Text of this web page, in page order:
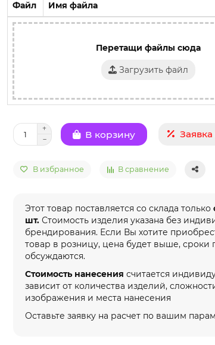
Файл
Имя файла
Перетащи файлы сюда
Загрузить файл
В корзину
В избранное В сравнение
Этот товар поставляется со склада только
шт. Стоимость изделия указана без
брендирования. Если Вы хотите
товар в розницу, цена будет выше, сроки
обсуждаются.
Стоимость нанесения считается
зависит от количества изделий,
изображения и места нанесения
Оставьте заявку на расчет по вашим